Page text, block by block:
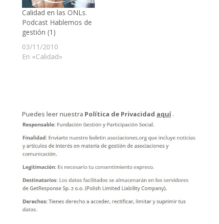
Calidad en las ONLs.
Podcast Hablemos de
gestión (1)
03/11/2010
En «Calidad»
Puedes leer nuestra Política de Privacidad aquí .